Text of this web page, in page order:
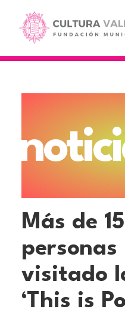
contenido
principal
Más de
personas
visitado
‘This is